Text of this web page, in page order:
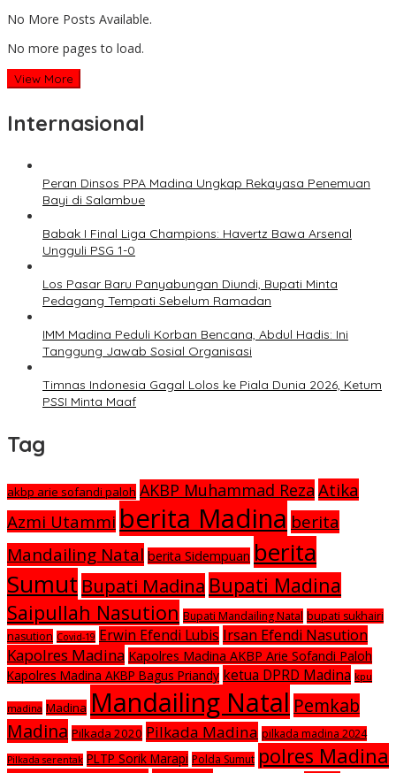
No More Posts Available.
No more pages to load.
View More
Internasional
Peran Dinsos PPA Madina Ungkap Rekayasa Penemuan
Bayi di Salambue
Babak I Final Liga Champions: Havertz Bawa Arsenal
Ungguli PSG 1-0
Los Pasar Baru Panyabungan Diundi, Bupati Minta
Pedagang Tempati Sebelum Ramadan
IMM Madina Peduli Korban Bencana, Abdul Hadis: Ini
Tanggung Jawab Sosial Organisasi
Timnas Indonesia Gagal Lolos ke Piala Dunia 2026, Ketum
PSSI Minta Maaf
Tag
akbp arie sofandi paloh AKBP Muhammad Reza Atika
Azmi Utammi berita Madina berita
Mandailing Natal berita Sidempuan berita
Sumut Bupati Madina Bupati Madina
Saipullah Nasution Bupati Mandailing Natal bupati sukhairi
nasution Covid-19 Erwin Efendi Lubis Irsan Efendi Nasution
Kapolres Madina Kapolres Madina AKBP Arie Sofandi Paloh
Kapolres Madina AKBP Bagus Priandy ketua DPRD Madina kpu
madina Madina Mandailing Natal Pemkab
Madina Pilkada 2020 Pilkada Madina pilkada madina 2024
Pilkada serentak PLTP Sorik Marapi Polda Sumut polres Madina